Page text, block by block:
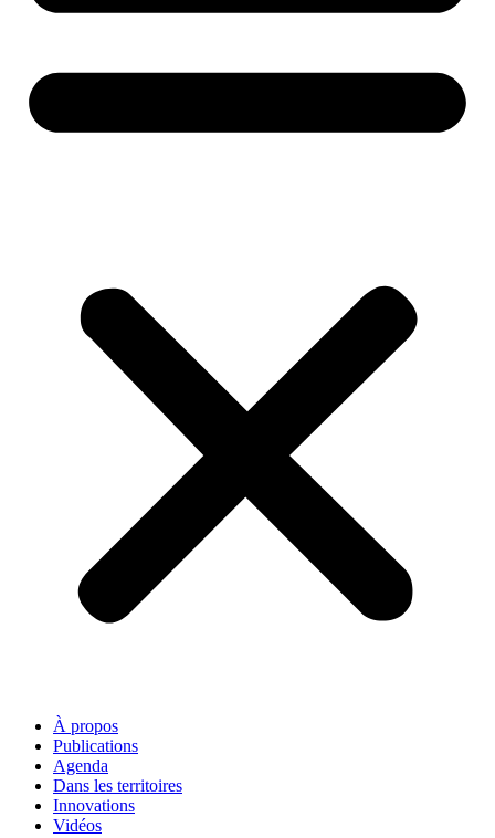
À propos
Publications
Agenda
Dans les territoires
Innovations
Vidéos